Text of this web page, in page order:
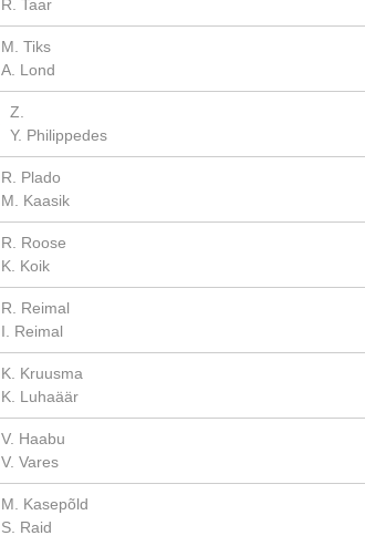
R. Taar
M. Tiks
A. Lond
Z.
Y. Philippedes
R. Plado
M. Kaasik
R. Roose
K. Koik
R. Reimal
I. Reimal
K. Kruusma
K. Luhaäär
V. Haabu
V. Vares
M. Kasepõld
S. Raid